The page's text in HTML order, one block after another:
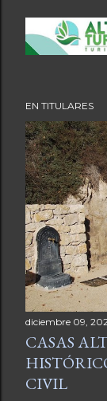
EN TITULARES
diciembre 09,
CASAS
CIVIL